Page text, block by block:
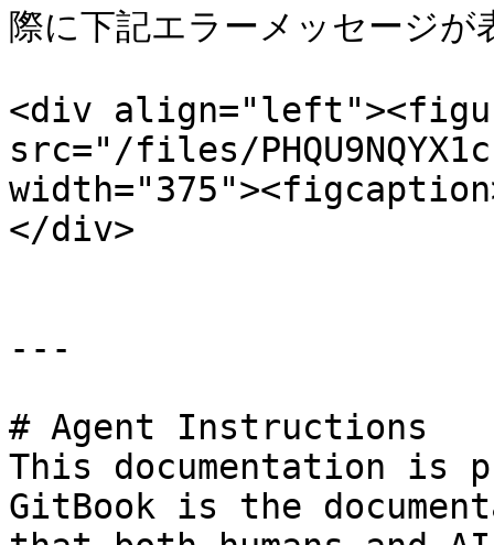
際に下記エラーメッセージが
<div
src="/files/
</div>
---
# Agent Instructions
This documentation is
GitBook is the